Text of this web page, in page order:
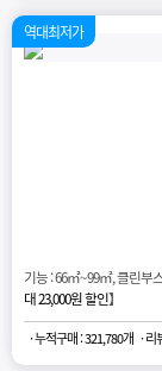
역대최저가
기능 : 66㎡~99㎡, 클린부
대 23,000원 할인】
· 누적구매 : 321,780개 · 리